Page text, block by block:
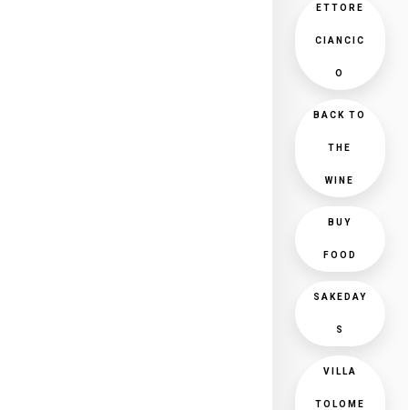
ETTORE
CIANCIC
O
BACK TO
THE
WINE
BUY
FOOD
SAKEDAY
S
VILLA
TOLOME